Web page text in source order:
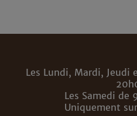
Les Lundi, Mardi, Jeudi
Les Samedi de
Uniquement